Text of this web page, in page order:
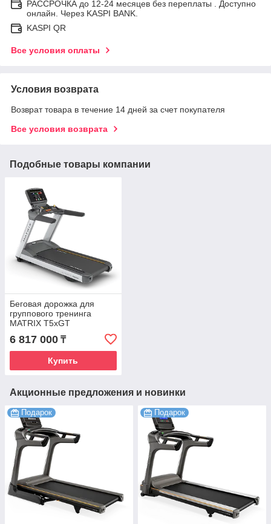
РАССРОЧКА до 12-24 месяцев без переплаты . Доступно
онлайн. Через KASPI BANK.
KASPI QR
Все условия оплаты
Условия возврата
Возврат товара в течение 14 дней за счет покупателя
Все условия возврата
Подобные товары компании
Беговая дорожка для
группового тренинга
MATRIX T5xGT
(СЕРЕБРИСТЫЙ)
6 817 000 ₸
Купить
Акционные предложения и новинки
Подарок Подарок